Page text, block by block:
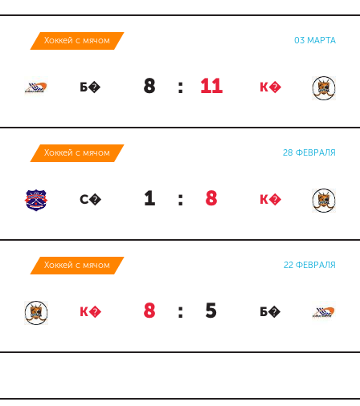
Хоккей с мячом 03 МАРТА
Б� 8 : 11 К�
Хоккей с мячом 28 ФЕВРАЛЯ
С� 1 : 8 К�
Хоккей с мячом 22 ФЕВРАЛЯ
К� 8 : 5 Б�